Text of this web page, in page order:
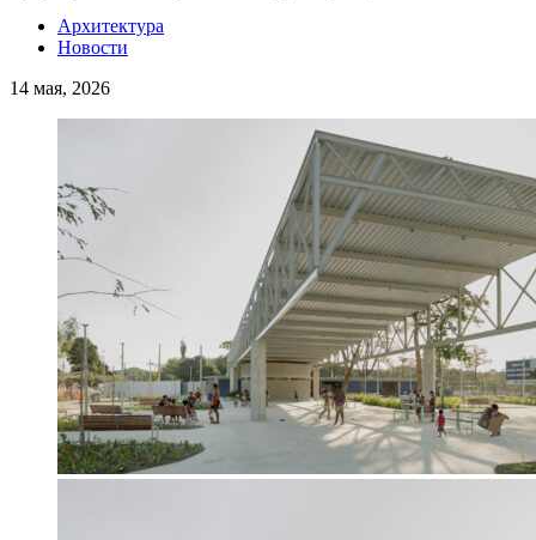
Архитектура
Новости
14 мая, 2026